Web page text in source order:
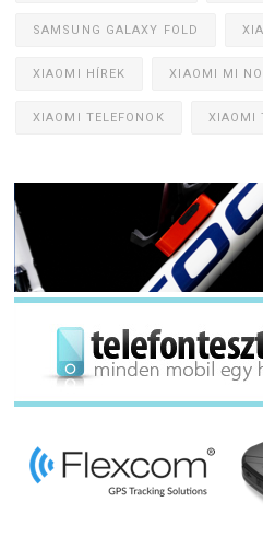
SAMSUNG GALAXY FOLD
XIAOMI HÍREK XIAOMI MI
XIAOMI TELEFONOK XIAOMI